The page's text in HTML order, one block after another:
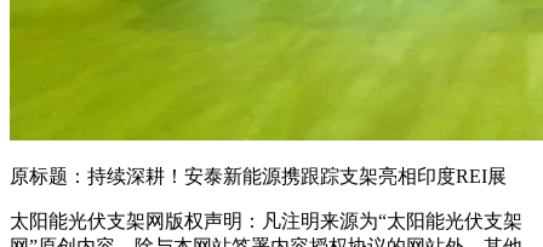
原标题：持续深耕！安泰新能源携跟踪支架亮相印度REI展
太阳能光伏支架网版权声明：凡注明来源为“太阳能光伏支架